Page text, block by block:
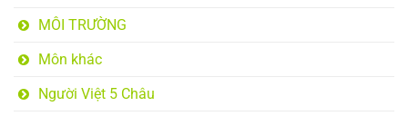
MÔI TRƯỜNG
Môn khác
Người Việt 5 Châu